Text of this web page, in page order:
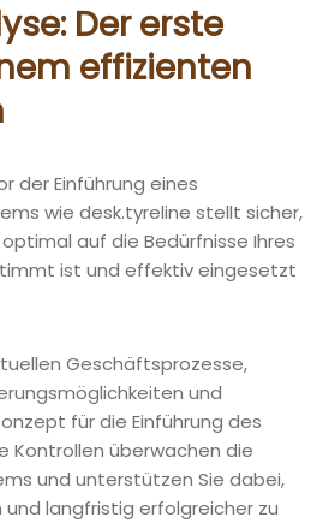
Der erste
effizienten
der Einführung eines
wie desk.tyreline stellt sicher,
auf die Bedürfnisse Ihres
ist und effektiv eingesetzt
Geschäftsprozesse,
und
für die Einführung des
Kontrollen überwachen die
und unterstützen Sie dabei,
langfristig erfolgreicher zu